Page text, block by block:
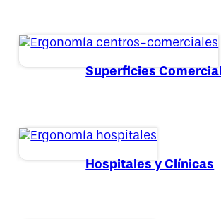
Superficies
Hospitales y Clínicas